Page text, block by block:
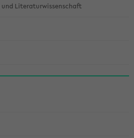
Literaturwissenschaft